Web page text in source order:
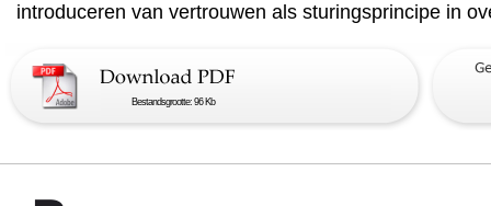
introduceren van vertrouwen als sturingsprincipe in
Bestandsgrootte: 96 Kb